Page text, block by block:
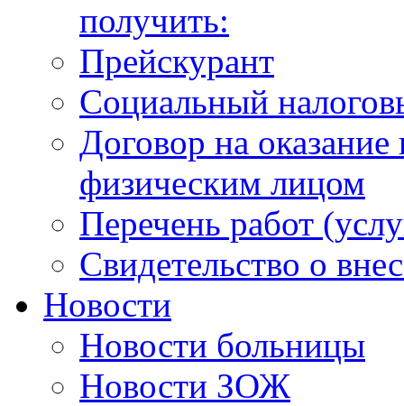
получить:
Прейскурант
Социальный
Договор на
физическим лицом
Перечень работ
Свидетельство о
Новости
Новости больницы
Новости ЗОЖ